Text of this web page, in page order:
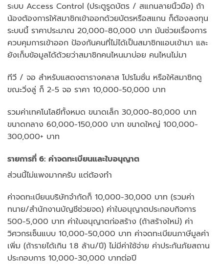
ระบบ Access Control (ประตูรูดบัตร / สแกนลายนิ้วมือ) ถ้า
น้องต้องการให้สมาชิกเข้าออกด้วยบัตรหรือสแกน ก็ต้องลงทุน
ระบบนี้ ราคาประมาณ 20,000-80,000 บาท มันช่วยเรื่องการ
ควบคุมการเข้าออก ป้องกันคนที่ไม่ได้เป็นสมาชิกแอบเข้ามา และ
ยังเก็บข้อมูลได้ด้วยว่าสมาชิกคนไหนมาบ่อย คนไหนไม่มา
ทีวี / จอ สำหรับแสดงตารางคลาส โปรโมชั่น หรือให้สมาชิกดู
ขณะวิ่งลู่ ก็ 2-5 จอ ราคา 10,000-50,000 บาท
รวมค่าเทคโนโลยีทั้งหมด ขนาดเล็ก 30,000-80,000 บาท
ขนาดกลาง 60,000-150,000 บาท ขนาดใหญ่ 100,000-
300,000+ บาท
รายการที่ 6: ค่าจดทะเบียนและใบอนุญาต
ส่วนนี้ไม่แพงมากครับ แต่ต้องทำ
ค่าจดทะเบียนบริษัทจำกัดก็ 10,000-30,000 บาท (รวมค่า
ทนาย/สำนักงานบัญชีช่วยจด) ค่าใบอนุญาตประกอบกิจการ
500-5,000 บาท ค่าใบอนุญาตก่อสร้าง (ถ้าสร้างใหม่) ค่า
วิศวกรเซ็นแบบ 10,000-50,000 บาท ค่าจดทะเบียนภาษีมูลค่า
เพิ่ม (ถ้ารายได้เกิน 1.8 ล้าน/ปี) ไม่มีค่าใช้จ่าย ค่าประกันภัยสถาน
ประกอบการ 10,000-30,000 บาทต่อปี